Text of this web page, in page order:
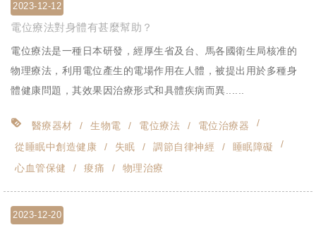
2023-12-12
電位療法對身體有甚麼幫助？
電位療法是一種日本研發，經厚生省及台、馬各國衛生局核准的
物理療法，利用電位產生的電場作用在人體，被提出用於多種身
體健康問題，其效果因治療形式和具體疾病而異......
醫療器材 生物電 電位療法
電位治療器
從睡眠中創造健康
失眠 調節自律神經
睡眠障礙
心血管保健
痠痛 物理治療
2023-12-20